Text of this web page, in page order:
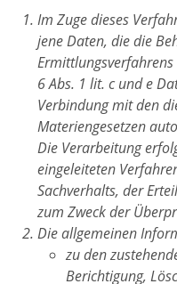
Im Zuge dieses
jene Daten, die die
6 Abs. 1 lit. c und e
Verbindung mit den
Materiengesetzen
Die Verarbeitung
eingeleiteten
Sachverhalts, der
zum Zweck der
Die allgemeinen
zu den
Berichtigung,